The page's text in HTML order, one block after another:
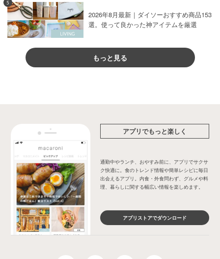
5
2026年8月最新｜ダイソーおすすめ商品153
選。使って良かった神アイテムを厳選
もっと見る
アプリでもっと楽しく
通勤中やランチ、おやすみ前に、アプリでサクサ
ク快適に。食のトレンド情報や簡単レシピに毎日
出会えるアプリ。内食・外食問わず、グルメや料
理、暮らしに関する幅広い情報を楽しめます。
アプリストアでダウンロード